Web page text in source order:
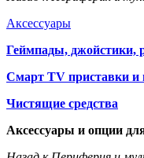
Аксессуары
Геймпады, джойстики,
Смарт TV приставки и
Чистящие средства
Аксессуары и опции